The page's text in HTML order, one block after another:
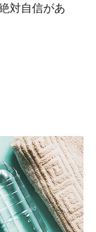
対自信があ